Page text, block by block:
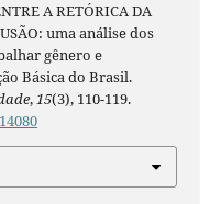
A RETÓRICA DA
uma análise dos
gênero e
Básica do Brasil.
,15(3), 110-119.